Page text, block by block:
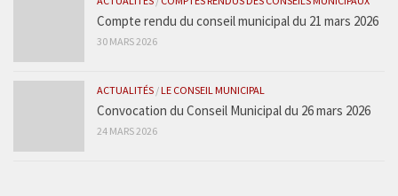
Compte rendu du conseil municipal du 21 mars 2026
30 MARS 2026
ACTUALITÉS /LE CONSEIL MUNICIPAL
Convocation du Conseil Municipal du 26 mars 2026
24 MARS 2026